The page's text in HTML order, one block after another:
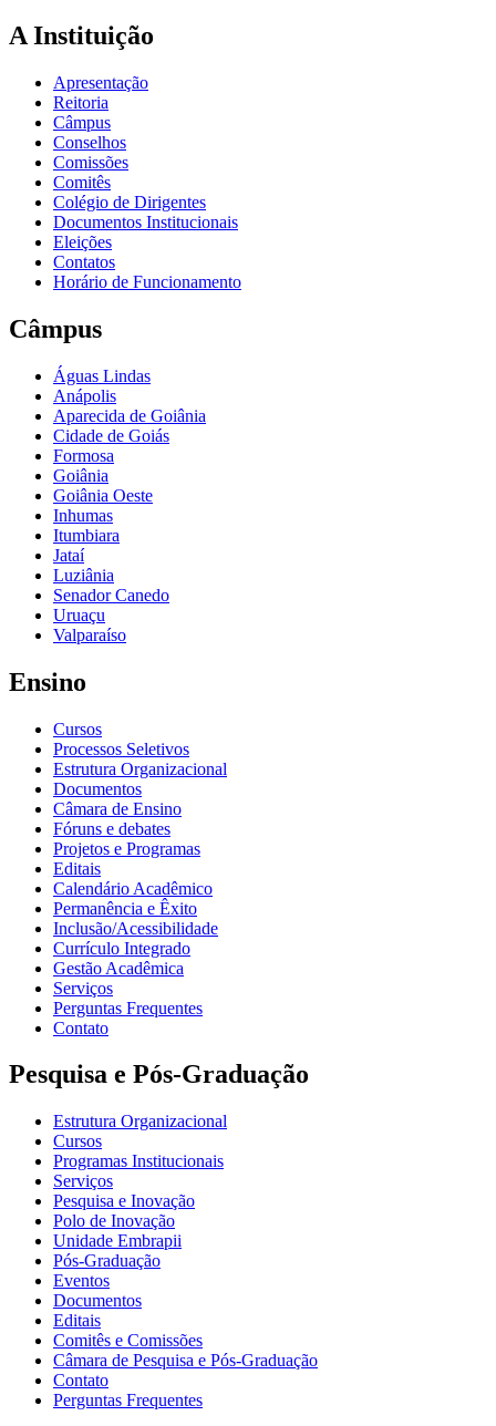
A Instituição
Apresentação
Reitoria
Câmpus
Conselhos
Comissões
Comitês
Colégio de Dirigentes
Documentos Institucionais
Eleições
Contatos
Horário de Funcionamento
Câmpus
Águas Lindas
Anápolis
Aparecida de Goiânia
Cidade de Goiás
Formosa
Goiânia
Goiânia Oeste
Inhumas
Itumbiara
Jataí
Luziânia
Senador Canedo
Uruaçu
Valparaíso
Ensino
Cursos
Processos Seletivos
Estrutura Organizacional
Documentos
Câmara de Ensino
Fóruns e debates
Projetos e Programas
Editais
Calendário Acadêmico
Permanência e Êxito
Inclusão/Acessibilidade
Currículo Integrado
Gestão Acadêmica
Serviços
Perguntas Frequentes
Contato
Pesquisa e Pós-Graduação
Estrutura Organizacional
Cursos
Programas Institucionais
Serviços
Pesquisa e Inovação
Polo de Inovação
Unidade Embrapii
Pós-Graduação
Eventos
Documentos
Editais
Comitês e Comissões
Câmara de Pesquisa e Pós-Graduação
Contato
Perguntas Frequentes